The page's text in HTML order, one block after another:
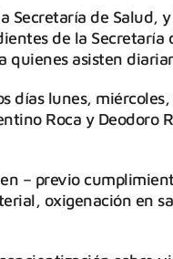
de Salud,
de la Secretaría
quienes asisten
días lunes,
Roca y Deodoro
– previo
oxigenación en